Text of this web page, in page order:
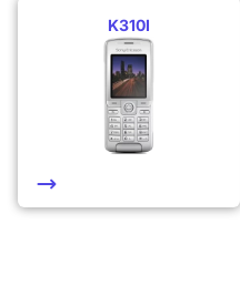
K310I